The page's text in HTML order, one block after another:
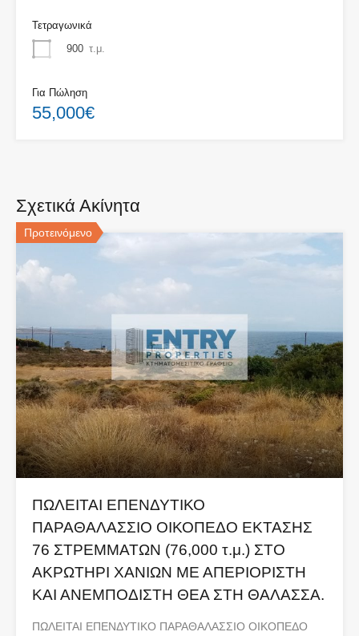
Τετραγωνικά
900 τ.μ.
Για Πώληση
55,000€
Σχετικά Ακίνητα
Προτεινόμενο
ΠΩΛΕΙΤΑΙ ΕΠΕΝΔΥΤΙΚΟ
ΠΑΡΑΘΑΛΑΣΣΙΟ ΟΙΚΟΠΕΔΟ ΕΚΤΑΣΗΣ
76 ΣΤΡΕΜΜΑΤΩΝ (76,000 τ.μ.) ΣΤΟ
ΑΚΡΩΤΗΡΙ ΧΑΝΙΩΝ ΜΕ ΑΠΕΡΙΟΡΙΣΤΗ
ΚΑΙ ΑΝΕΜΠΟΔΙΣΤΗ ΘΕΑ ΣΤΗ ΘΑΛΑΣΣΑ.
ΠΩΛΕΙΤΑΙ ΕΠΕΝΔΥΤΙΚΟ ΠΑΡΑΘΑΛΑΣΣΙΟ ΟΙΚΟΠΕΔΟ